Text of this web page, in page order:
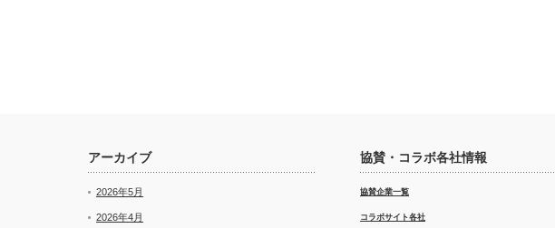
アーカイブ
2026年5月
2026年4月
協賛・コラボ各社情報
協賛企業一覧
コラボサイト各社